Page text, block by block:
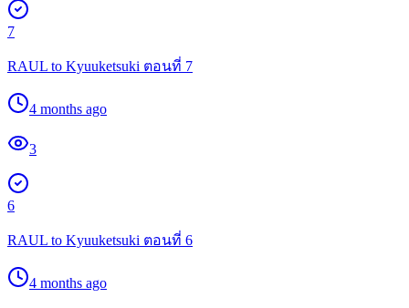
7
RAUL to Kyuuketsuki ตอนที่ 7
4 months ago
3
6
RAUL to Kyuuketsuki ตอนที่ 6
4 months ago